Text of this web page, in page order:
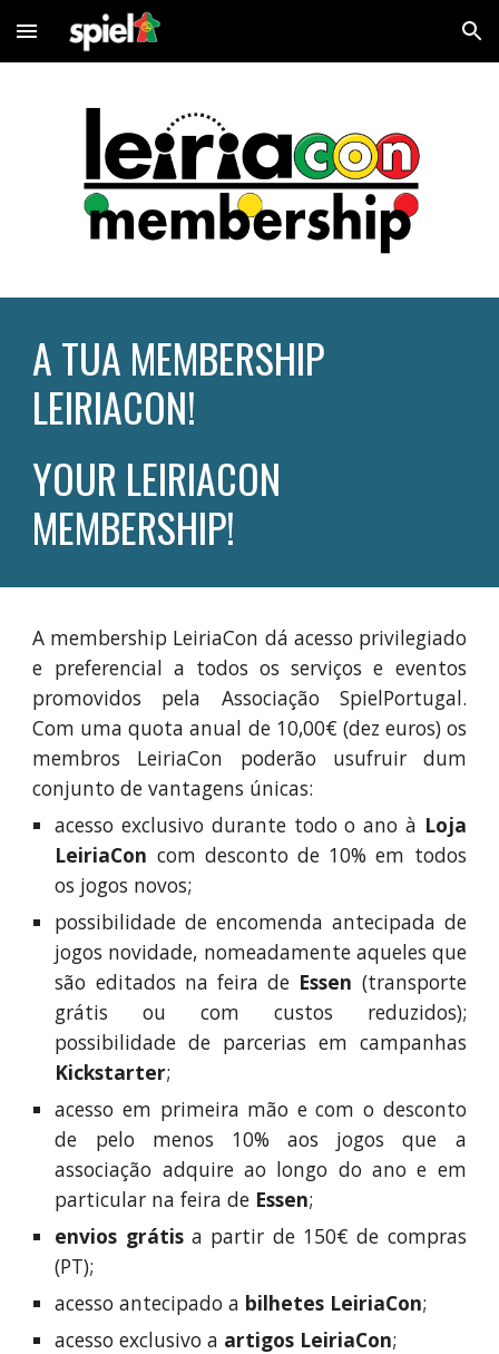
Skip to main content Skip to navigation
A TUA MEMBERSHIP
LEIRIACON!
YOUR LEIRIACON
MEMBERSHIP!
A membership LeiriaCon dá acesso privilegiado
e preferencial a todos os serviços e eventos
promovidos pela Associação SpielPortugal.
Com uma quota anual de 10,00€ (dez euros) os
membros LeiriaCon poderão usufruir dum
conjunto de vantagens únicas:
acesso exclusivo durante todo o ano à Loja
LeiriaCon com desconto de 10% em todos
os jogos novos;
possibilidade de encomenda antecipada de
jogos novidade, nomeadamente aqueles que
são editados na feira de Essen (transporte
grátis ou com custos reduzidos);
possibilidade de parcerias em campanhas
Kickstarter;
acesso em primeira mão e com o desconto
de pelo menos 10% aos jogos que a
associação adquire ao longo do ano e em
particular na feira de Essen;
envios grátisa partir de 150€ de compras
(PT);
acesso antecipado a bilhetes LeiriaCon;
acesso exclusivo a artigos LeiriaCon;